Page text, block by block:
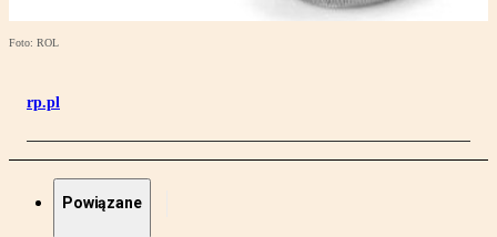
Foto: ROL
rp.pl
Powiązane